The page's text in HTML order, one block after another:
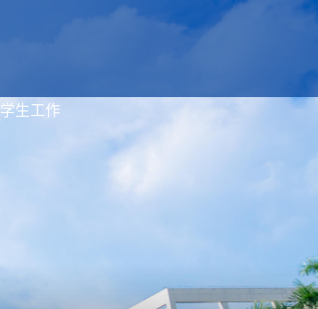
学生工作